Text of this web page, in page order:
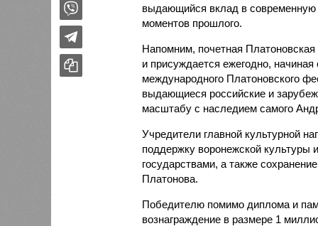
выдающийся вклад в современную
моментов прошлого.
Напомним, почетная
и присуждается ежегодно, начиная
международного Платоновского
выдающиеся российские и
масштабу с наследием самого
Учредители главной культурной
поддержку воронежской культуры
государствами, а также
Платонова.
Победителю помимо диплома и
вознаграждение в размере 1